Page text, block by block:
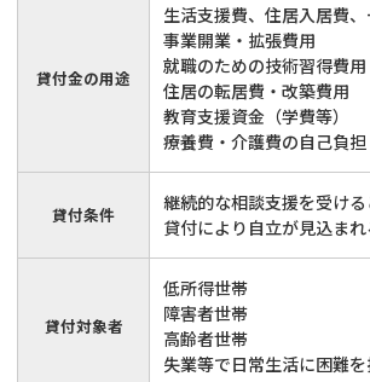
貸付金の用途
生活支援費、住居入居費
事業開業・拡張費用
就職のための技術習得費用
住居の転居費・改築費用
教育支援資金（学費等）
療養費・介護費の自己負担
貸付条件
継続的な相談支援を受ける
貸付により自立が見込まれ
貸付対象者
低所得世帯
障害者世帯
高齢者世帯
失業等で日常生活に困難